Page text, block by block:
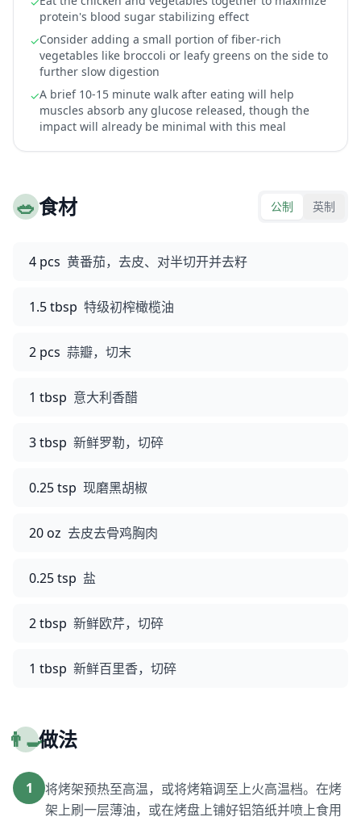
protein's blood sugar stabilizing effect
✓Consider adding a small portion of fiber-rich
vegetables like broccoli or leafy greens on the side to
further slow digestion
✓A brief 10-15 minute walk after eating will help
muscles absorb any glucose released, though the
impact will already be minimal with this meal
🥗食材 公制 英制
4 pcs 黄番茄，去皮、对半切开并去籽
1.5 tbsp 特级初榨橄榄油
2 pcs 蒜瓣，切末
1 tbsp 意大利香醋
3 tbsp 新鲜罗勒，切碎
0.25 tsp 现磨黑胡椒
20 oz 去皮去骨鸡胸肉
0.25 tsp 盐
2 tbsp 新鲜欧芹，切碎
1 tbsp 新鲜百里香，切碎
👨‍🍳做法
1
将烤架预热至高温，或将烤箱调至上火高温档。在烤
架上刷一层薄油，或在烤盘上铺好铝箔纸并喷上食用